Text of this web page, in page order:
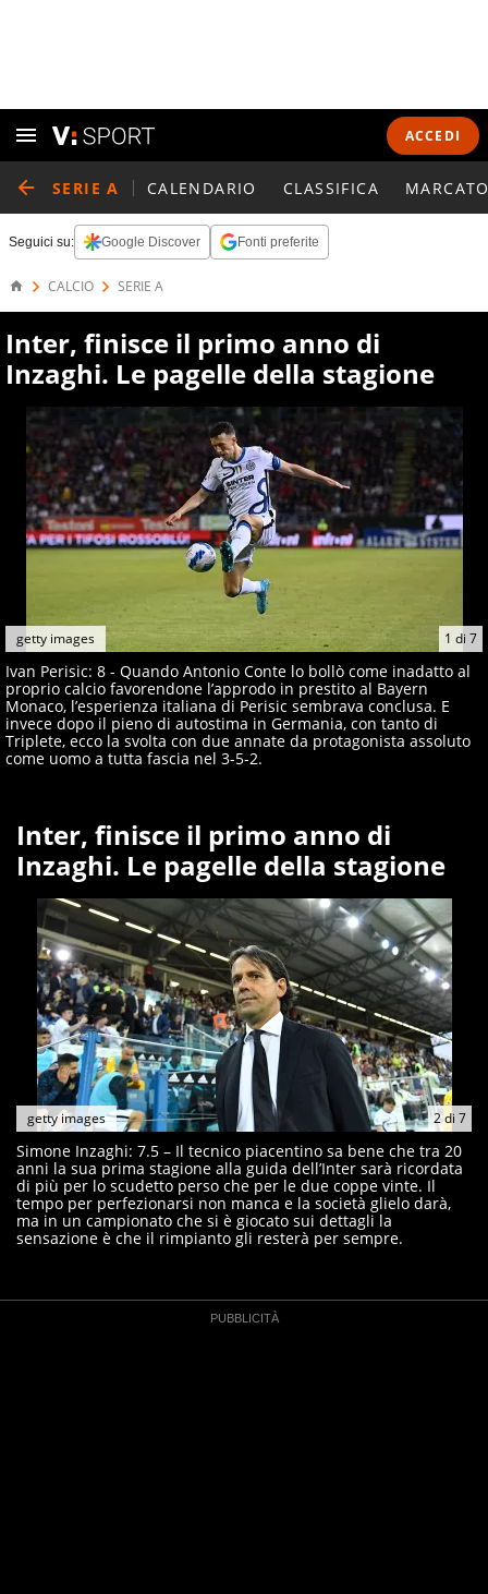
ACCEDI
SERIE A CALENDARIO CLASSIFICA
Seguici su: Google Discover Fonti preferite
CALCIO SERIE A
Inter, finisce il primo anno di
Inzaghi. Le pagelle della stagione
1 di 7
getty images
Ivan Perisic: 8 - Quando Antonio Conte lo bollò come inadatto al
proprio calcio favorendone l’approdo in prestito al Bayern
Monaco, l’esperienza italiana di Perisic sembrava conclusa. E
invece dopo il pieno di autostima in Germania, con tanto di
Triplete, ecco la svolta con due annate da protagonista assoluto
come uomo a tutta fascia nel 3-5-2.
Inter, finisce il primo anno di
Inzaghi. Le pagelle della stagione
2di 7
getty images
Simone Inzaghi: 7.5 – Il tecnico piacentino sa bene che tra 20
anni la sua prima stagione alla guida dell’Inter sarà ricordata
di più per lo scudetto perso che per le due coppe vinte. Il
tempo per perfezionarsi non manca e la società glielo darà,
ma in un campionato che si è giocato sui dettagli la
sensazione è che il rimpianto gli resterà per sempre.